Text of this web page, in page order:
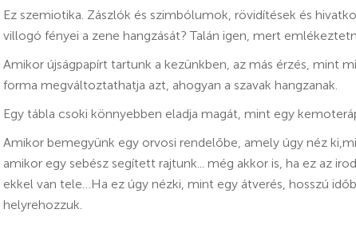
Ez szemiotika. Zászlók és szimbólumok, rövidítések és
villogó fényei a zene hangzását? Talán igen, mert
Amikor újságpapírt tartunk a kezünkben, az más érzés, mint
forma megváltoztathatja azt, ahogyan a szavak hangzanak.
Egy tábla csoki könnyebben eladja magát, mint egy
Amikor bemegyünk egy orvosi rendelőbe, amely úgy néz
amikor egy sebész segített rajtunk... még akkor is, ha ez az
ekkel van tele…Ha ez úgy nézki, mint egy átverés, hosszú
helyrehozzuk.